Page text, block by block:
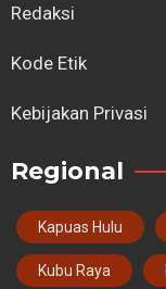
Redaksi
Kode Etik
Kebijakan Privasi
Regional
Kapuas Hulu
Kubu Raya